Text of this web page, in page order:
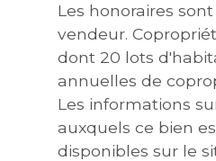
Les honoraires
vendeur.
dont 20 lots
annuelles de
Les informations
auxquels ce bien
disponibles sur le